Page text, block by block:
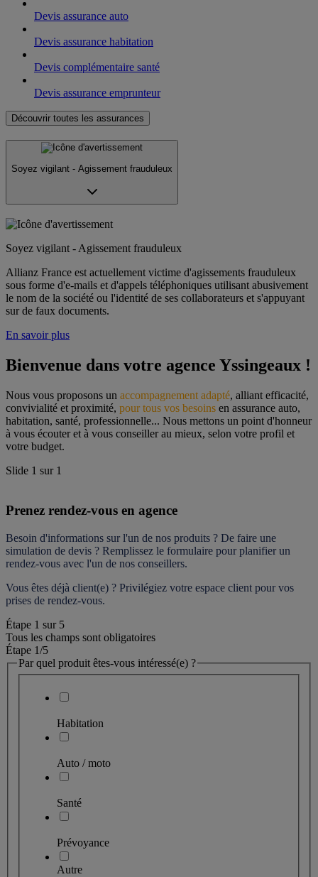
Devis assurance auto
Devis assurance habitation
Devis complémentaire santé
Devis assurance emprunteur
Découvrir toutes les assurances
Soyez vigilant - Agissement frauduleux
Soyez vigilant - Agissement frauduleux
Allianz France est actuellement victime d'agissements frauduleux
sous forme d'e-mails et d'appels téléphoniques utilisant abusivement
le nom de la société ou l'identité de ses collaborateurs et s'appuyant
sur de faux documents.
En savoir plus
Bienvenue dans votre agence Yssingeaux !
Nous vous proposons un accompagnement adapté, alliant efficacité,
convivialité et proximité, pour tous vos besoins en assurance auto,
habitation, santé, professionnelle... Nous mettons un point d'honneur
à vous écouter et à vous conseiller au mieux, selon votre profil et
votre budget.
Slide 1 sur 1
Prenez rendez-vous en agence
Besoin d'informations sur l'un de nos produits ? De faire une
simulation de devis ? Remplissez le formulaire pour planifier un
rendez-vous avec l'un de nos conseillers.
Vous êtes déjà client(e) ? Privilégiez votre espace client pour vos
prises de rendez-vous.
Étape 1 sur 5
Tous les champs sont obligatoires
Étape 1/5
Par quel produit êtes-vous intéressé(e) ?
Habitation
Auto / moto
Santé
Prévoyance
Autre